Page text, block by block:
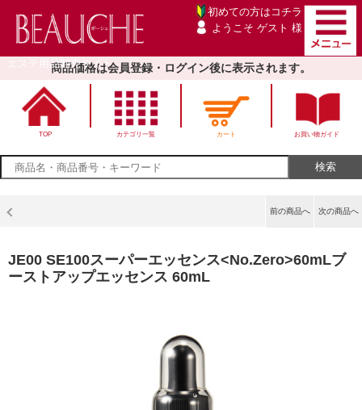
エステ用品卸売サイト
初めての方は コチラ
ようこそ ゲスト 様
商品価格は会員登録・ログイン後に表示されます。
TOP カテゴリ一覧 カート お買い物ガイド
次の商品へ
前の商品へ
JE00 SE100スーパーエッセンス<No.Zero>60mLブ
ーストアップエッセンス 60mL